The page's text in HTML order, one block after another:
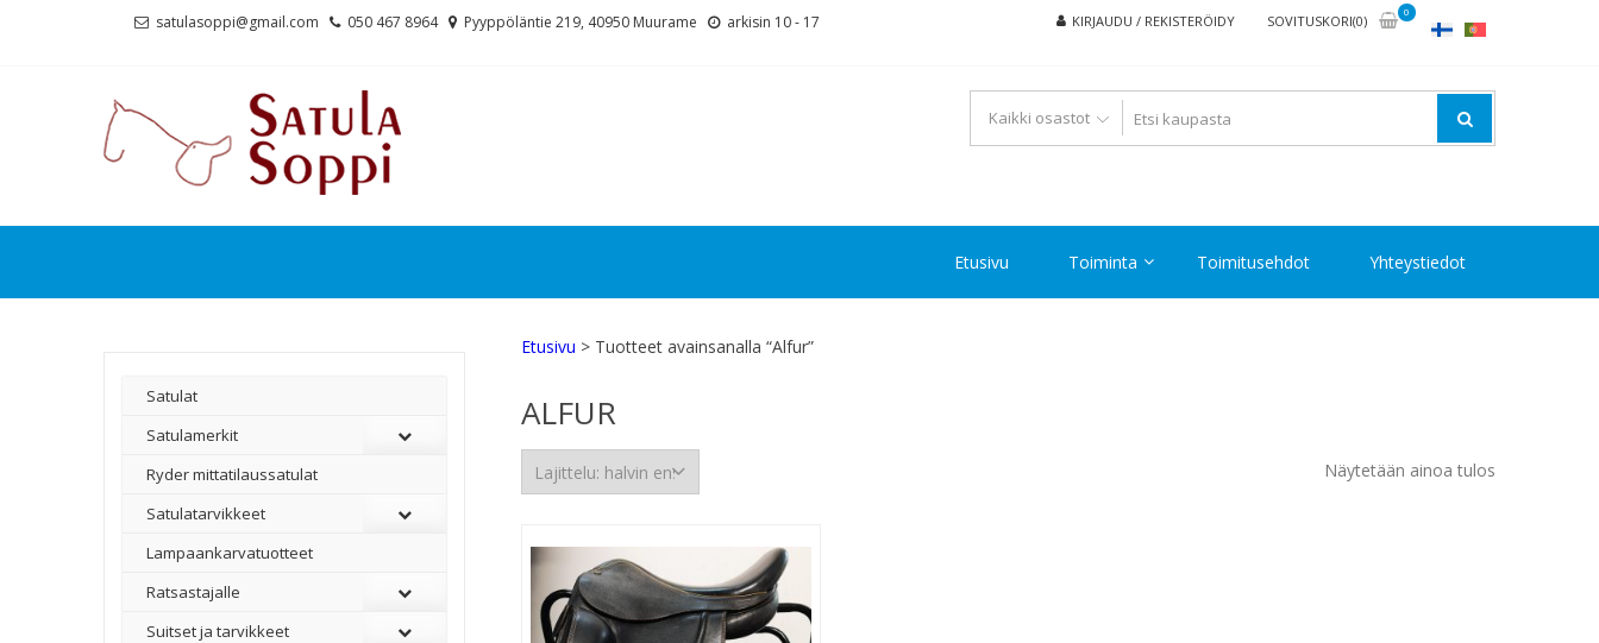
satulasoppi@gmail.com 050 467 8964 Pyyppöläntie 219, 40950 Muurame arkisin 10 - 17 KIRJAUDU / REKISTERÖIDY SOVITUSKORI(0)
0
Etusivu Toiminta Toimitusehdot Yhteystiedot
Etusivu > Tuotteet avainsanalla “Alfur”
ALFUR
Näytetään ainoa tulos
Satulat
Satulamerkit
Ryder mittatilaussatulat
Satulatarvikkeet
–
Lampaankarvatuotteet
Ratsastajalle
Suitset ja tarvikkeet